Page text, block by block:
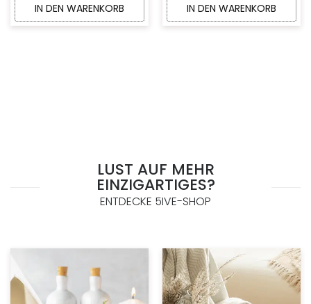
IN DEN WARENKORB IN DEN WARENKORB
LUST AUF MEHR
EINZIGARTIGES?
ENTDECKE 5IVE-SHOP